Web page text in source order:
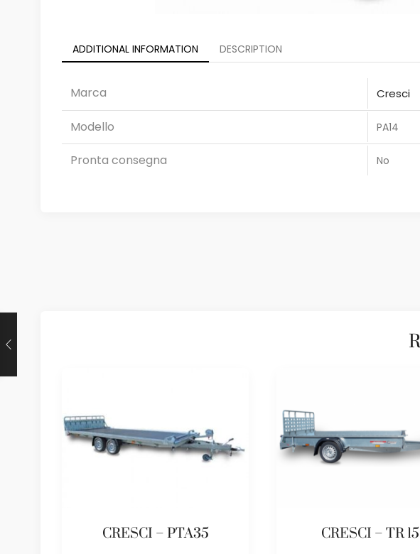
ADDITIONAL INFORMATION DESCRIPTION
Marca Cresci
Modello PA14
Pronta consegna No
CRESCI – PTA35 CRESCI – TR 15